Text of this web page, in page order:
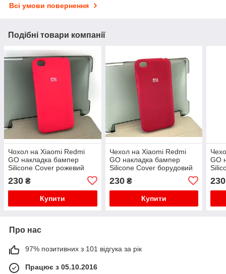
Всі умови повернення
Подібні товари компанії
Чохол на Xiaomi Redmi
GO накладка бампер
Silicone Cover рожевий
230 ₴
Купити
Чехол на Xiaomi Redmi
GO накладка бампер
Silicone Cover борудовий
230₴
Купити
GO
230
Про нас
97% позитивних з 101 відгука за рік
Працює з 05.10.2016